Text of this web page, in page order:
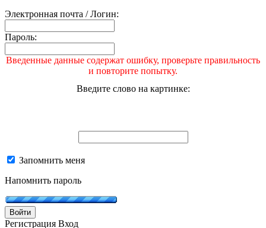
Электронная почта / Логин:
Пароль:
Введенные данные содержат ошибку, проверьте правильность
и повторите попытку.
Введите слово на картинке:
Запомнить меня
Напомнить пароль
Войти
Регистрация Вход